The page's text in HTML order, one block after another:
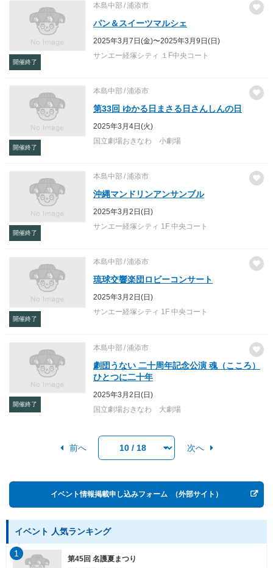
開催終了
本島中部 浦添市
パン＆スイーツマルシェ
2025年3月7日(金)〜2025年3月9日(日)
サンエー経塚シティ １F中央コート
開催終了
本島中部 浦添市
第33回 ゆかる日まさる日さんしんの日
2025年3月4日(火)
国立劇場おきなわ 小劇場
開催終了
本島中部 浦添市
沖縄マンドリンアンサンブル
2025年3月2日(日)
サンエー経塚シティ 1F 中央コート
開催終了
本島中部 浦添市
琉球交響楽団ロビーコンサート
2025年3月2日(日)
サンエー経塚シティ 1F 中央コート
開催終了
本島中部 浦添市
劇団うない 二十周年記念公演 魂（こころ）
ひとつに二十年
2025年3月2日(日)
国立劇場おきなわ 大劇場
前へ 次へ
イベント情報掲載申し込みフォーム （外部サイト）
イベント 人気ランキング
第45回 名護夏まつり
1